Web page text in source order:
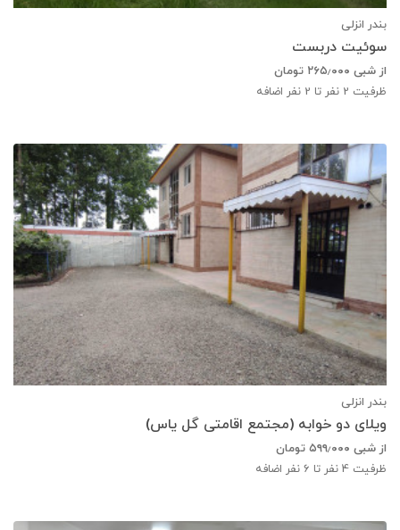
بندر انزلی
سوئیت دربست
از شبی ۲۶۵٫۰۰۰ تومان
ظرفیت 2 نفر تا 2 نفر اضافه
بندر انزلی
ویلای دو خوابه (مجتمع اقامتی گل یاس)
از شبی ۵۹۹٫۰۰۰ تومان
ظرفیت 4 نفر تا 6 نفر اضافه